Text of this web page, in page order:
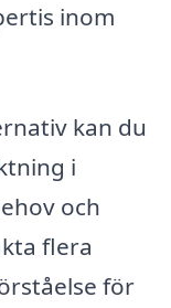
inom
kan du
i
och
flera
för